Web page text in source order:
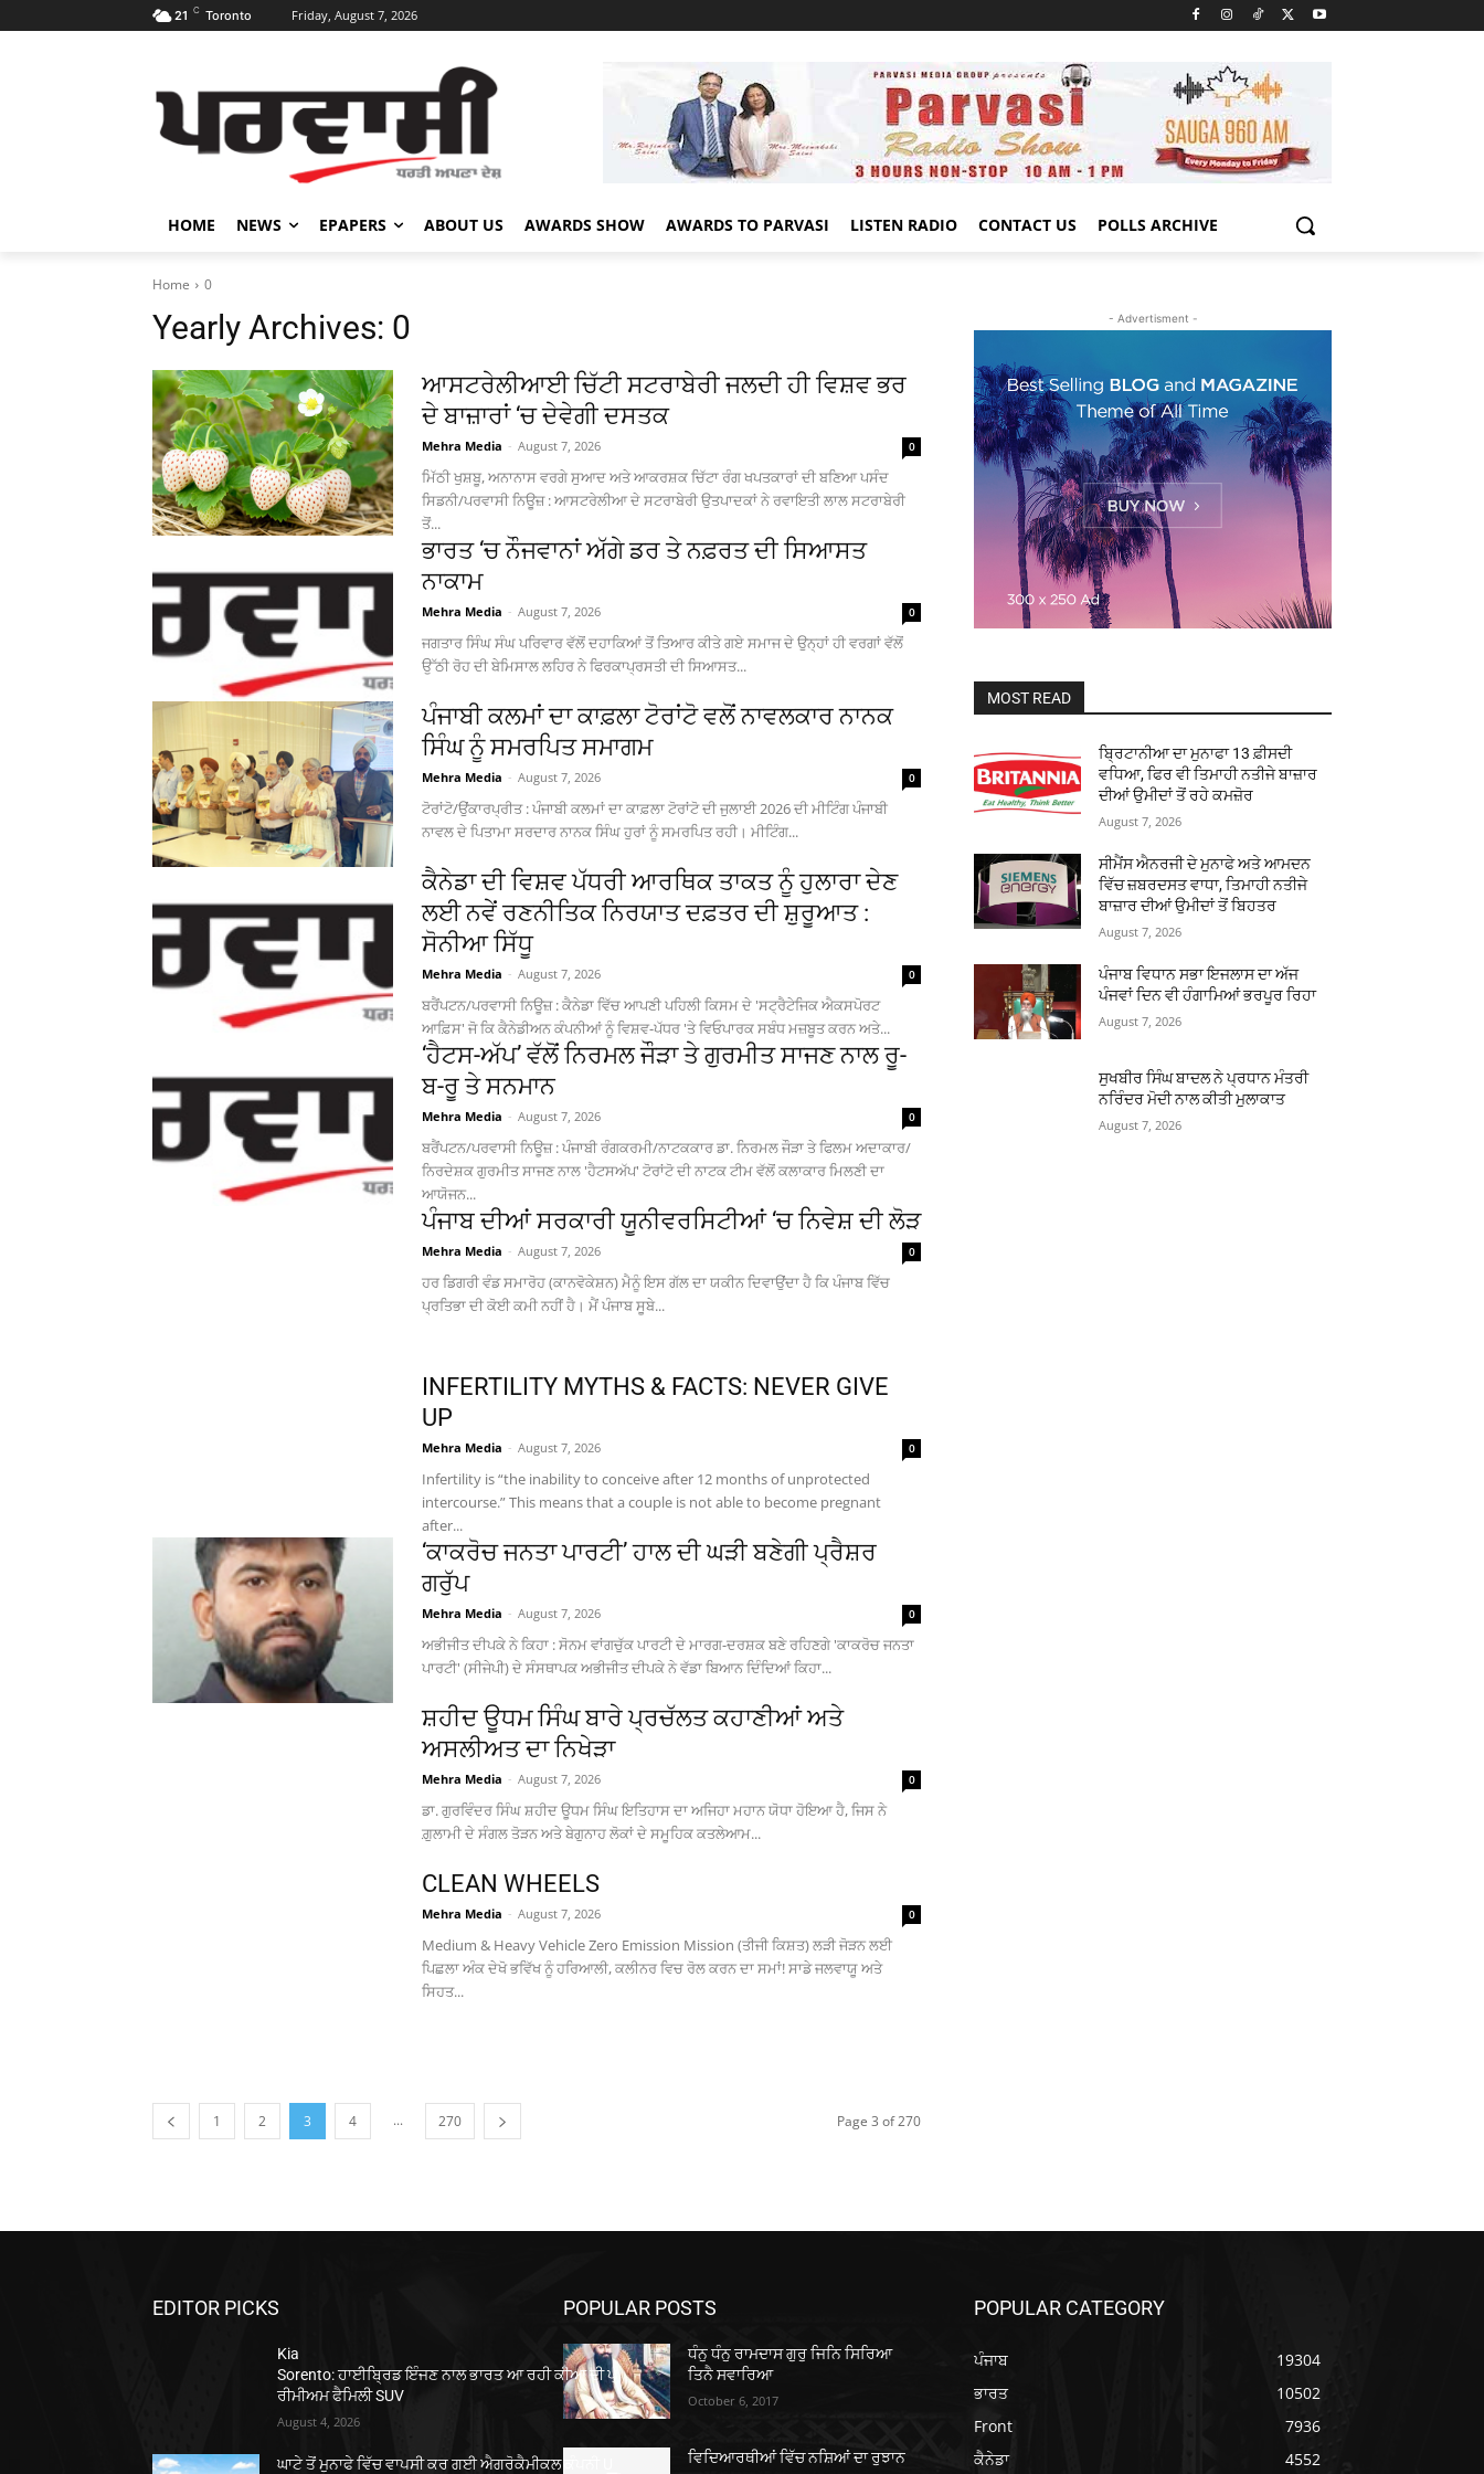
21 C Toronto Friday, August 7, 2026
HOME NEWS EPAPERS ABOUT US AWARDS SHOW AWARDS TO PARVASI LISTEN RADIO CONTACT US POLLS ARCHIVE
Home 0
Yearly Archives: 0
ਆਸਟਰੇਲੀਆਈ ਚਿੱਟੀ ਸਟਰਾਬੇਰੀ ਜਲਦੀ ਹੀ ਵਿਸ਼ਵ ਭਰ
ਦੇ ਬਾਜ਼ਾਰਾਂ ‘ਚ ਦੇਵੇਗੀ ਦਸਤਕ
Mehra Media - August 7, 2026 0
ਮਿੱਠੀ ਖੁਸ਼ਬੂ, ਅਨਾਨਾਸ ਵਰਗੇ ਸੁਆਦ ਅਤੇ ਆਕਰਸ਼ਕ ਚਿੱਟਾ ਰੰਗ ਖਪਤਕਾਰਾਂ ਦੀ ਬਣਿਆ ਪਸੰਦ
ਸਿਡਨੀ/ਪਰਵਾਸੀ ਨਿਊਜ਼ : ਆਸਟਰੇਲੀਆ ਦੇ ਸਟਰਾਬੇਰੀ ਉਤਪਾਦਕਾਂ ਨੇ ਰਵਾਇਤੀ ਲਾਲ ਸਟਰਾਬੇਰੀ
ਤੋਂ...
ਭਾਰਤ ‘ਚ ਨੌਜਵਾਨਾਂ ਅੱਗੇ ਡਰ ਤੇ ਨਫ਼ਰਤ ਦੀ ਸਿਆਸਤ
ਨਾਕਾਮ
Mehra Media - August 7, 2026 0
ਜਗਤਾਰ ਸਿੰਘ ਸੰਘ ਪਰਿਵਾਰ ਵੱਲੋਂ ਦਹਾਕਿਆਂ ਤੋਂ ਤਿਆਰ ਕੀਤੇ ਗਏ ਸਮਾਜ ਦੇ ਉਨ੍ਹਾਂ ਹੀ ਵਰਗਾਂ ਵੱਲੋਂ
ਉੱਠੀ ਰੋਹ ਦੀ ਬੇਮਿਸਾਲ ਲਹਿਰ ਨੇ ਫਿਰਕਾਪ੍ਰਸਤੀ ਦੀ ਸਿਆਸਤ...
ਪੰਜਾਬੀ ਕਲਮਾਂ ਦਾ ਕਾਫ਼ਲਾ ਟੋਰਾਂਟੋ ਵਲੋਂ ਨਾਵਲਕਾਰ ਨਾਨਕ
ਸਿੰਘ ਨੂੰ ਸਮਰਪਿਤ ਸਮਾਗਮ
Mehra Media - August 7, 2026 0
ਟੋਰਾਂਟੋ/ਉਂਕਾਰਪ੍ਰੀਤ : ਪੰਜਾਬੀ ਕਲਮਾਂ ਦਾ ਕਾਫ਼ਲਾ ਟੋਰਾਂਟੋ ਦੀ ਜੁਲਾਈ 2026 ਦੀ ਮੀਟਿੰਗ ਪੰਜਾਬੀ
ਨਾਵਲ ਦੇ ਪਿਤਾਮਾ ਸਰਦਾਰ ਨਾਨਕ ਸਿੰਘ ਹੁਰਾਂ ਨੂੰ ਸਮਰਪਿਤ ਰਹੀ। ਮੀਟਿੰਗ...
ਕੈਨੇਡਾ ਦੀ ਵਿਸ਼ਵ ਪੱਧਰੀ ਆਰਥਿਕ ਤਾਕਤ ਨੂੰ ਹੁਲਾਰਾ ਦੇਣ
ਲਈ ਨਵੇਂ ਰਣਨੀਤਿਕ ਨਿਰਯਾਤ ਦਫ਼ਤਰ ਦੀ ਸ਼ੁਰੂਆਤ :
ਸੋਨੀਆ ਸਿੱਧੂ
Mehra Media - August 7, 2026 0
ਬਰੈਂਪਟਨ/ਪਰਵਾਸੀ ਨਿਊਜ਼ : ਕੈਨੇਡਾ ਵਿੱਚ ਆਪਣੀ ਪਹਿਲੀ ਕਿਸਮ ਦੇ 'ਸਟ੍ਰੈਟੇਜਿਕ ਐਕਸਪੋਰਟ
ਆਫ਼ਿਸ' ਜੋ ਕਿ ਕੈਨੇਡੀਅਨ ਕੰਪਨੀਆਂ ਨੂੰ ਵਿਸ਼ਵ-ਪੱਧਰ 'ਤੇ ਵਿਓਪਾਰਕ ਸਬੰਧ ਮਜ਼ਬੂਤ ਕਰਨ ਅਤੇ...
‘ਹੈਟਸ-ਅੱਪ’ ਵੱਲੋਂ ਨਿਰਮਲ ਜੌੜਾ ਤੇ ਗੁਰਮੀਤ ਸਾਜਣ ਨਾਲ ਰੂ-
ਬ-ਰੂ ਤੇ ਸਨਮਾਨ
Mehra Media - August 7, 2026 0
ਬਰੈਂਪਟਨ/ਪਰਵਾਸੀ ਨਿਊਜ਼ : ਪੰਜਾਬੀ ਰੰਗਕਰਮੀ/ਨਾਟਕਕਾਰ ਡਾ. ਨਿਰਮਲ ਜੌੜਾ ਤੇ ਫਿਲਮ ਅਦਾਕਾਰ/
ਨਿਰਦੇਸ਼ਕ ਗੁਰਮੀਤ ਸਾਜਣ ਨਾਲ 'ਹੈਟਸਅੱਪ' ਟੋਰਾਂਟੋ ਦੀ ਨਾਟਕ ਟੀਮ ਵੱਲੋਂ ਕਲਾਕਾਰ ਮਿਲਣੀ ਦਾ
ਆਯੋਜਨ...
ਪੰਜਾਬ ਦੀਆਂ ਸਰਕਾਰੀ ਯੂਨੀਵਰਸਿਟੀਆਂ ‘ਚ ਨਿਵੇਸ਼ ਦੀ ਲੋੜ
Mehra Media - August 7, 2026 0
ਹਰ ਡਿਗਰੀ ਵੰਡ ਸਮਾਰੋਹ (ਕਾਨਵੋਕੇਸ਼ਨ) ਮੈਨੂੰ ਇਸ ਗੱਲ ਦਾ ਯਕੀਨ ਦਿਵਾਉਂਦਾ ਹੈ ਕਿ ਪੰਜਾਬ ਵਿੱਚ
ਪ੍ਰਤਿਭਾ ਦੀ ਕੋਈ ਕਮੀ ਨਹੀਂ ਹੈ। ਮੈਂ ਪੰਜਾਬ ਸੂਬੇ...
INFERTILITY MYTHS & FACTS: NEVER GIVE
UP
Mehra Media - August 7, 2026 0
Infertility is “the inability to conceive after 12 months of unprotected
intercourse.” This means that a couple is not able to become pregnant
after...
‘ਕਾਕਰੋਚ ਜਨਤਾ ਪਾਰਟੀ’ ਹਾਲ ਦੀ ਘੜੀ ਬਣੇਗੀ ਪ੍ਰੈਸ਼ਰ
ਗਰੁੱਪ
Mehra Media - August 7, 2026 0
ਅਭੀਜੀਤ ਦੀਪਕੇ ਨੇ ਕਿਹਾ : ਸੋਨਮ ਵਾਂਗਚੁੱਕ ਪਾਰਟੀ ਦੇ ਮਾਰਗ-ਦਰਸ਼ਕ ਬਣੇ ਰਹਿਣਗੇ 'ਕਾਕਰੋਚ ਜਨਤਾ
ਪਾਰਟੀ' (ਸੀਜੇਪੀ) ਦੇ ਸੰਸਥਾਪਕ ਅਭੀਜੀਤ ਦੀਪਕੇ ਨੇ ਵੱਡਾ ਬਿਆਨ ਦਿੰਦਿਆਂ ਕਿਹਾ...
ਸ਼ਹੀਦ ਊਧਮ ਸਿੰਘ ਬਾਰੇ ਪ੍ਰਚੱਲਤ ਕਹਾਣੀਆਂ ਅਤੇ
ਅਸਲੀਅਤ ਦਾ ਨਿਖੇੜਾ
Mehra Media - August 7, 2026 0
ਡਾ. ਗੁਰਵਿੰਦਰ ਸਿੰਘ ਸ਼ਹੀਦ ਊਧਮ ਸਿੰਘ ਇਤਿਹਾਸ ਦਾ ਅਜਿਹਾ ਮਹਾਨ ਯੋਧਾ ਹੋਇਆ ਹੈ, ਜਿਸ ਨੇ
ਗ਼ੁਲਾਮੀ ਦੇ ਸੰਗਲ ਤੋੜਨ ਅਤੇ ਬੇਗੁਨਾਹ ਲੋਕਾਂ ਦੇ ਸਮੂਹਿਕ ਕਤਲੇਆਮ...
CLEAN WHEELS
Mehra Media - August 7, 2026 0
Medium & Heavy Vehicle Zero Emission Mission (ਤੀਜੀ ਕਿਸ਼ਤ) ਲੜੀ ਜੋੜਨ ਲਈ
ਪਿਛਲਾ ਅੰਕ ਦੇਖੋ ਭਵਿੱਖ ਨੂੰ ਹਰਿਆਲੀ, ਕਲੀਨਰ ਵਿਚ ਰੋਲ ਕਰਨ ਦਾ ਸਮਾਂ! ਸਾਡੇ ਜਲਵਾਯੂ ਅਤੇ
ਸਿਹਤ...
1 2 3 4 ... 270 Page 3 of 270
- Advertisment -
MOST READ
ਬ੍ਰਿਟਾਨੀਆ ਦਾ ਮੁਨਾਫਾ 13 ਫ਼ੀਸਦੀ
ਵਧਿਆ, ਫਿਰ ਵੀ ਤਿਮਾਹੀ ਨਤੀਜੇ ਬਾਜ਼ਾਰ
ਦੀਆਂ ਉਮੀਦਾਂ ਤੋਂ ਰਹੇ ਕਮਜ਼ੋਰ
August 7, 2026
ਸੀਮੈਂਸ ਐਨਰਜੀ ਦੇ ਮੁਨਾਫੇ ਅਤੇ ਆਮਦਨ
ਵਿੱਚ ਜ਼ਬਰਦਸਤ ਵਾਧਾ, ਤਿਮਾਹੀ ਨਤੀਜੇ
ਬਾਜ਼ਾਰ ਦੀਆਂ ਉਮੀਦਾਂ ਤੋਂ ਬਿਹਤਰ
August 7, 2026
ਪੰਜਾਬ ਵਿਧਾਨ ਸਭਾ ਇਜਲਾਸ ਦਾ ਅੱਜ
ਪੰਜਵਾਂ ਦਿਨ ਵੀ ਹੰਗਾਮਿਆਂ ਭਰਪੂਰ ਰਿਹਾ
August 7, 2026
ਸੁਖਬੀਰ ਸਿੰਘ ਬਾਦਲ ਨੇ ਪ੍ਰਧਾਨ ਮੰਤਰੀ
ਨਰਿੰਦਰ ਮੋਦੀ ਨਾਲ ਕੀਤੀ ਮੁਲਾਕਾਤ
August 7, 2026
EDITOR PICKS
Kia
Sorento: ਹਾਈਬ੍ਰਿਡ ਇੰਜਣ ਨਾਲ ਭਾਰਤ ਆ ਰਹੀ ਕੀਆ ਦੀ ਪ੍
ਰੀਮੀਅਮ ਫੈਮਿਲੀ SUV
August 4, 2026
ਘਾਟੇ ਤੋਂ ਮੁਨਾਫੇ ਵਿੱਚ ਵਾਪਸੀ ਕਰ ਗਈ ਐਗਰੋਕੈਮੀਕਲ ਕੰਪਨੀ U
POPULAR POSTS
ਧੰਨੁ ਧੰਨੁ ਰਾਮਦਾਸ ਗੁਰੁ ਜਿਨਿ ਸਿਰਿਆ
ਤਿਨੈ ਸਵਾਰਿਆ
October 6, 2017
ਵਿਦਿਆਰਥੀਆਂ ਵਿੱਚ ਨਸ਼ਿਆਂ ਦਾ ਰੁਝਾਨ
POPULAR CATEGORY
ਪੰਜਾਬ
19304
ਭਾਰਤ
10502
Front
7936
ਕੈਨੇਡਾ
4552